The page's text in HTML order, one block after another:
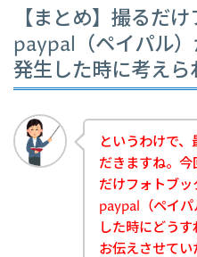
【まとめ】撮るだ
paypal（ペイパル
発生した時に考えら
というわけで
だきますね。
だけフォトブッ
paypal（ペイ
した時にどう
お伝えさせてい